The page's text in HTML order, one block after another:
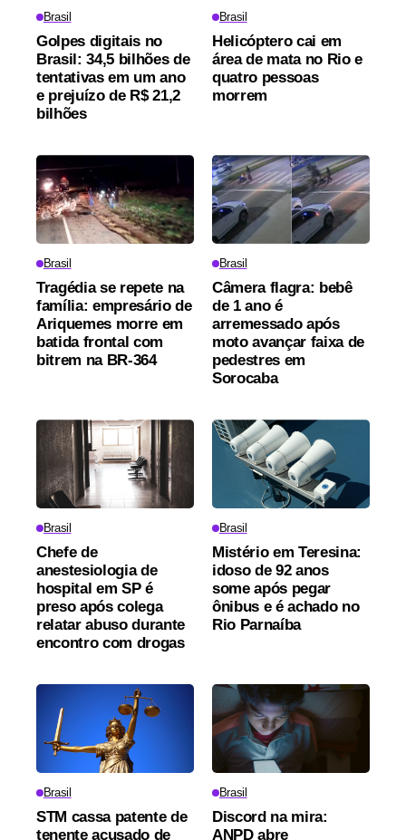
Brasil
Golpes digitais no
Brasil: 34,5 bilhões de
tentativas em um ano
e prejuízo de R$ 21,2
bilhões
Brasil
Helicóptero cai em
área de mata no Rio e
quatro pessoas
morrem
Brasil
Tragédia se repete na
família: empresário de
Ariquemes morre em
batida frontal com
bitrem na BR-364
Brasil
Câmera flagra: bebê
de 1 ano é
arremessado após
moto avançar faixa de
pedestres em
Sorocaba
Brasil
Chefe de
anestesiologia de
hospital em SP é
preso após colega
relatar abuso durante
encontro com drogas
Brasil
Mistério em Teresina:
idoso de 92 anos
some após pegar
ônibus e é achado no
Rio Parnaíba
Brasil
STM cassa patente de
tenente acusado de
Brasil
Discord na mira:
ANPD abre